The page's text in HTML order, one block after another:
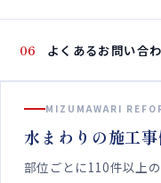
06 よくあるお問い合
MIZUMAWARI
水まわりの施工
部位ごとに110件以上